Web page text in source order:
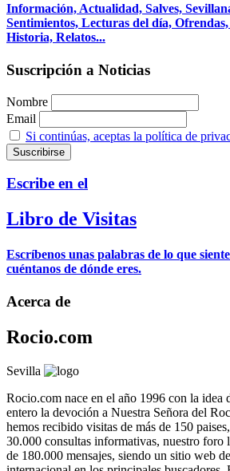
Información, Actualidad, Salves,
Sentimientos, Lecturas del día,
Historia, Relatos...
Suscripción a Noticias
Nombre
Email
Si continúas, aceptas la política de
Escribe en el
Libro de Visitas
Escríbenos unas palabras de lo que
cuéntanos de dónde eres.
Acerca de
Rocio.com
Sevilla
Rocio.com nace en el año 1996 con la
entero la devoción a Nuestra Señora del
hemos recibido visitas de más de 150
30.000 consultas informativas, nuestro foro
de 180.000 mensajes, siendo un sitio web